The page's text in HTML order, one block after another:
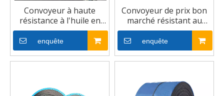
Convoyeur à haute
résistance à l'huile en
caoutchouc à haute
résistance
enquête
Convoyeur de prix bon
marché résistant au
froid à vendre
enquête